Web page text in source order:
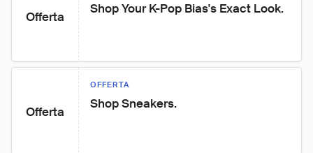
Offerta
Shop Your K-Pop Bias's Exact Look.
Offerta
OFFERTA
Shop Sneakers.